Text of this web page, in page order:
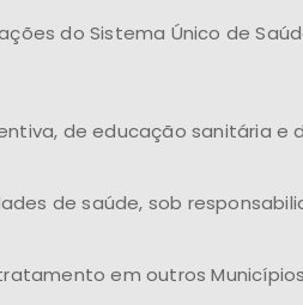
do Sistema Único de
de educação sanitária e
de saúde, sob
em outros